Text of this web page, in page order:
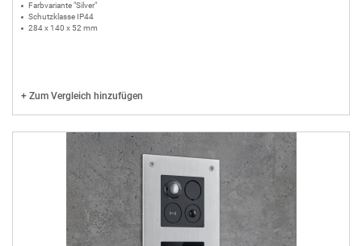
Farbvariante "Silver"
Schutzklasse IP44
284 x 140 x 52 mm
+ Zum Vergleich hinzufügen